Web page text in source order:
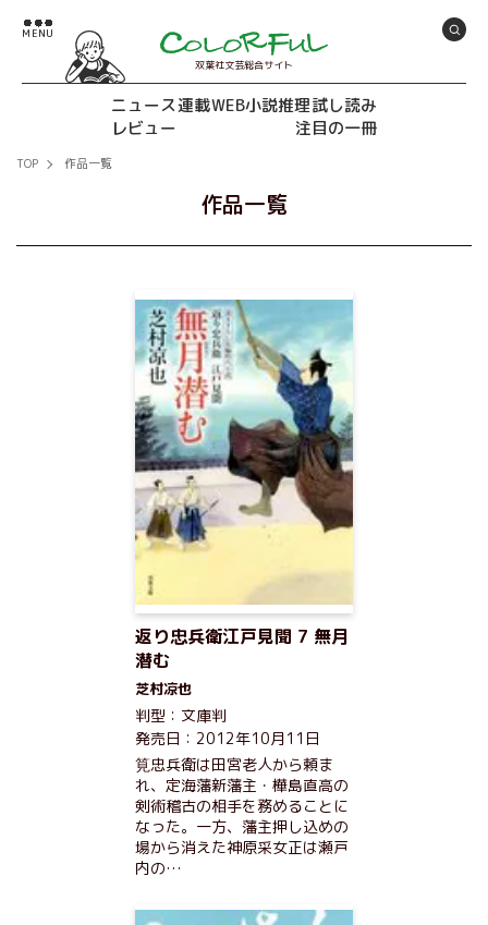
双葉社文芸総合サイト
ニュース連載WEB小説推理試し読み
レビュー
注目の一冊
TOP 作品一覧
作品一覧
返り忠兵衛江戸見聞 7 無月
潜む
芝村凉也
判型：文庫判
発売日：2012年10月11日
筧忠兵衛は田宮老人から頼ま
れ、定海藩新藩主・樺島直高の
剣術稽古の相手を務めることに
なった。一方、藩主押し込めの
場から消えた神原采女正は瀬戸
内の…